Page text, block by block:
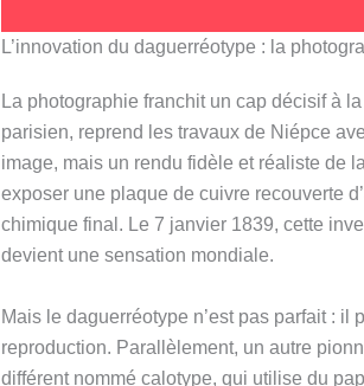
L’innovation du daguerréotype : la
La photographie franchit un cap décisif à
parisien, reprend les travaux de Niépce
image, mais un rendu fidèle et réaliste de
exposer une plaque de cuivre recouverte
chimique final. Le 7 janvier 1839, cette
devient une sensation mondiale.
Mais le daguerréotype n’est pas parfait :
reproduction. Parallèlement, un autre
différent nommé calotype, qui utilise du